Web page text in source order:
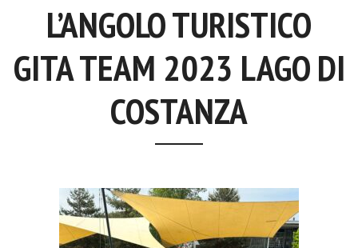
L’ANGOLO TURISTICO
GITA TEAM 2023 LAGO DI
COSTANZA